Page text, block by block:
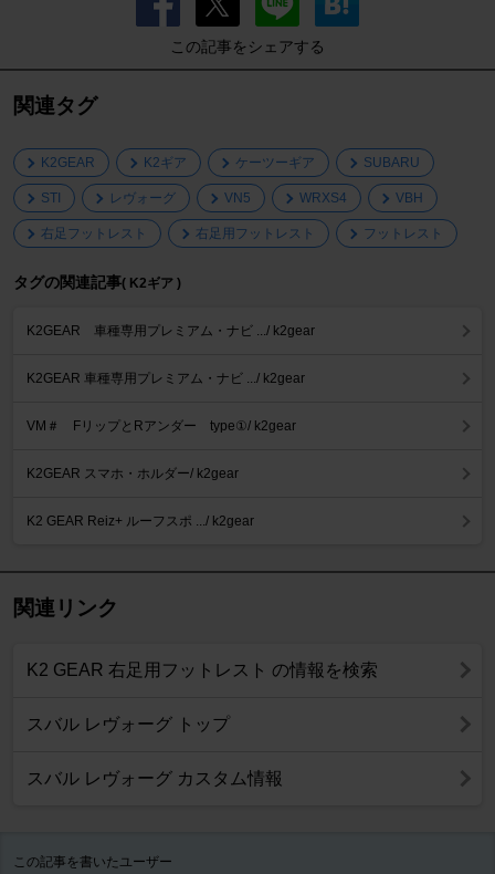
この記事をシェアする
関連タグ
K2GEAR K2ギア ケーツーギア SUBARU
STI レヴォーグ VN5 WRXS4 VBH
右足フットレスト 右足用フットレスト フットレスト
タグの関連記事( K2ギア )
K2GEAR 車種専用プレミアム・ナビ .../ k2gear
K2GEAR 車種専用プレミアム・ナビ .../ k2gear
VM＃ FリップとRアンダー type①/ k2gear
K2GEAR スマホ・ホルダー/ k2gear
K2 GEAR Reiz+ ルーフスポ .../ k2gear
関連リンク
K2 GEAR 右足用フットレスト の情報を検索
スバル レヴォーグ トップ
スバル レヴォーグ カスタム情報
この記事を書いたユーザー